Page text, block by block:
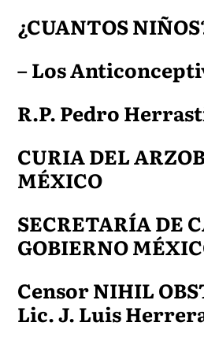
¿CUANTOS
– Los
R.P. Pedro
CURIA DEL
MÉXICO
SECRETARÍA DE
GOBIERNO
Censor NIHIL
Lic. J. Luis